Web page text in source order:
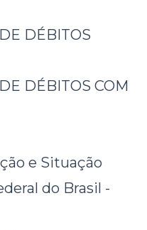
DÉBITOS
DÉBITOS COM
e Situação
do Brasil -